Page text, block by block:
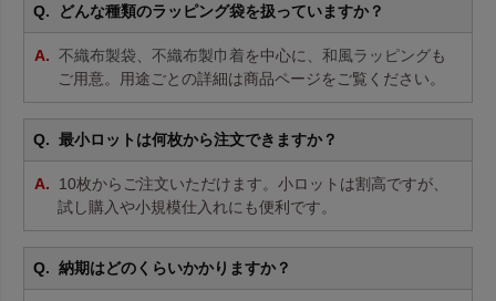
どんな種類のラッピング袋を扱っていますか？
不織布製袋 不織布製巾着を中心に、 和風ラッピングも
ご用意。用途ごとの詳細は商品ページをご覧ください。
最小ロットは何枚から注文できますか？
10枚からご注文いただけます。小ロットは割高ですが、
試し購入や小規模仕入れにも便利です。
納期はどのくらいかかりますか？